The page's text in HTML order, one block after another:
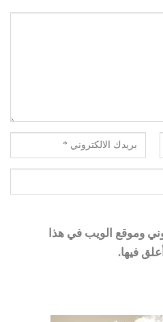
وموقع الويب في هذا
فيها.